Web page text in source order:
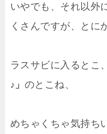
いやでも、それ以外
くさんですが、とに
ラスサビに入るとこ
♪」 のとこね、
めちゃくちゃ気持ち